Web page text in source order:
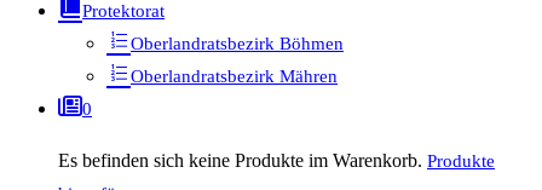
Protektorat
Oberlandratsbezirk Böhmen
Oberlandratsbezirk Mähren
0
Es befinden sich keine Produkte im Warenkorb. Produkte